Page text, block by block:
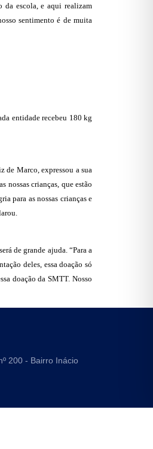
da escola, e aqui realizam
sentimento é de muita
entidade recebeu 180 kg
de Marco, expressou a sua
nossas crianças, que estão
para as nossas crianças e
de grande ajuda. “Para a
deles, essa doação só
doação da SMTT. Nosso
200 - Bairro Inácio